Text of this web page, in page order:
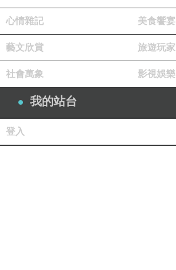
心情雜記 美食饗宴
藝文欣賞 旅遊玩家
社會萬象 影視娛樂
我的站台
登入